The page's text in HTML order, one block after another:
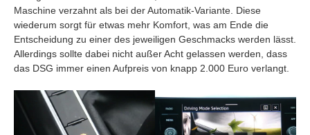
Maschine verzahnt als bei der Automatik-Variante. Diese
wiederum sorgt für etwas mehr Komfort, was am Ende die
Entscheidung zu einer des jeweiligen Geschmacks werden lässt.
Allerdings sollte dabei nicht außer Acht gelassen werden, dass
das DSG immer einen Aufpreis von knapp 2.000 Euro verlangt.